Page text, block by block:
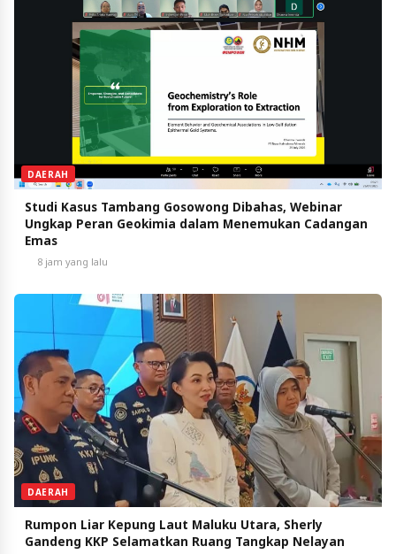
DAERAH
Studi Kasus Tambang Gosowong Dibahas, Webinar
Ungkap Peran Geokimia dalam Menemukan Cadangan
Emas
8 jam yang lalu
DAERAH
Rumpon Liar Kepung Laut Maluku Utara, Sherly
Gandeng KKP Selamatkan Ruang Tangkap Nelayan